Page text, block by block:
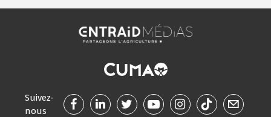
Suivez-
nous